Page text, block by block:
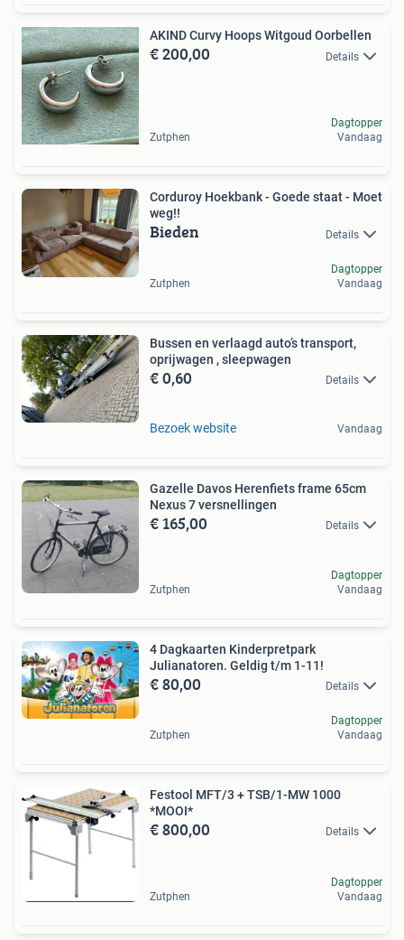
AKIND Curvy Hoops Witgoud Oorbellen
€ 200,00 Details
Zutphen
Dagtopper
Vandaag
Corduroy Hoekbank - Goede staat - Moet
weg!!
Bieden Details
Zutphen
Dagtopper
Vandaag
Bussen en verlaagd auto’s transport,
oprijwagen , sleepwagen
€ 0,60 Details
Bezoek website Vandaag
Gazelle Davos Herenfiets frame 65cm
Nexus 7 versnellingen
€ 165,00 Details
Zutphen
Dagtopper
Vandaag
4 Dagkaarten Kinderpretpark
Julianatoren. Geldig t/m 1-11!
€ 80,00 Details
Zutphen
Dagtopper
Vandaag
Festool MFT/3 + TSB/1-MW 1000
*MOOI*
€ 800,00 Details
Zutphen
Dagtopper
Vandaag